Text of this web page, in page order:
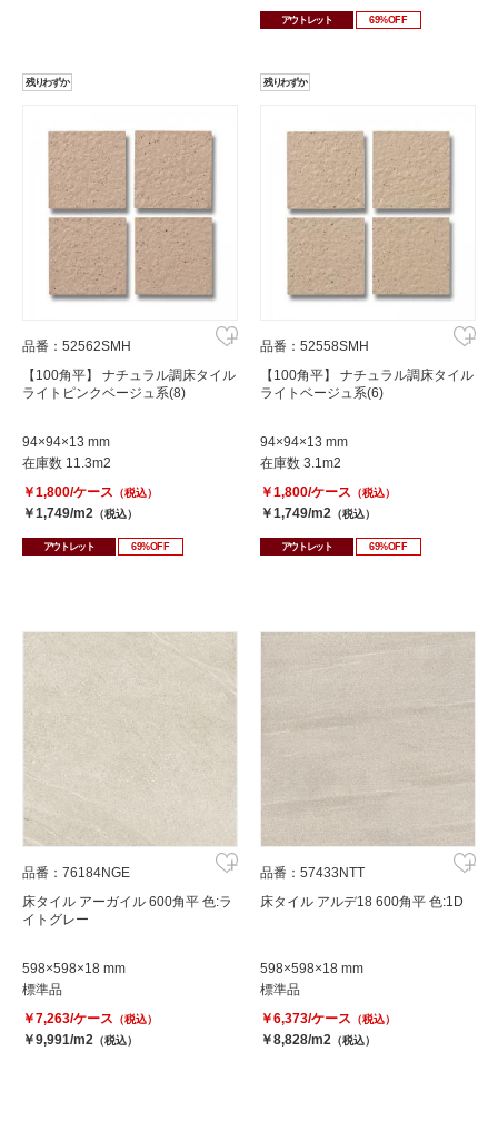
アウトレット 69%OFF
残りわずか
品番：52562SMH
【100角平】 ナチュラル調床タイル
ライトピンクベージュ系(8)
94×94×13 mm
在庫数 11.3m2
￥1,800/ケース （税込）
￥1,749/m2 （税込）
アウトレット 69%OFF
残りわずか
品番：52558SMH
【100角平】 ナチュラル調床タイル
ライトベージュ系(6)
94×94×13 mm
在庫数 3.1m2
￥1,800/ケース （税込）
￥1,749/m2 （税込）
アウトレット 69%OFF
品番：76184NGE
床タイル アーガイル 600角平 色:ラ
イトグレー
598×598×18 mm
標準品
￥7,263/ケース （税込）
￥9,991/m2 （税込）
品番：57433NTT
床タイル アルデ18 600角平 色:1D
598×598×18 mm
標準品
￥6,373/ケース （税込）
￥8,828/m2 （税込）